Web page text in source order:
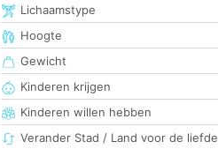
Lichaamstype
Hoogte
Gewicht
Kinderen krijgen
Kinderen willen hebben
Verander Stad / Land voor de liefde